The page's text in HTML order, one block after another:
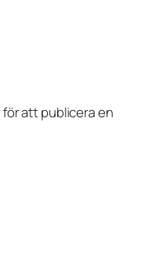
för att publicera en